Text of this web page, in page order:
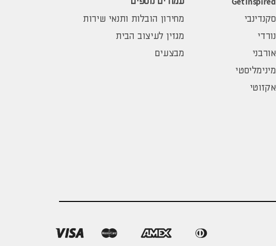
סקנדינבי
נורדי
אורבני
מינימליסטי
אקזוטי
מחירון הובלות ותנאי שירות
מגזין לעיצוב הבית
מבצעים